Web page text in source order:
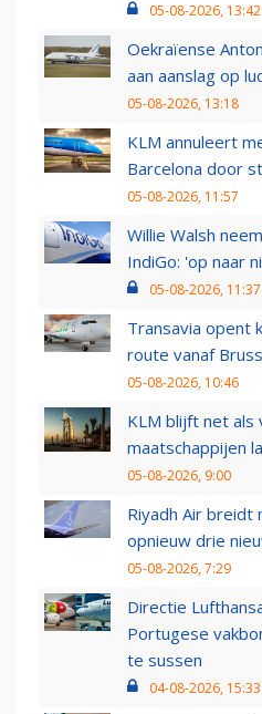
05-08-2026, 13:42
Oekraïense
aan aanslag op
05-08-2026, 13:18
KLM annuleert
Barcelona door
05-08-2026, 11:57
Willie Walsh
IndiGo: 'op naar
05-08-2026, 11:37
Transavia opent
route vanaf
05-08-2026, 10:46
KLM blijft net als
maatschappijen
05-08-2026, 9:00
Riyadh Air
opnieuw drie
05-08-2026, 7:29
Directie
Portugese
te sussen
04-08-2026, 15:33